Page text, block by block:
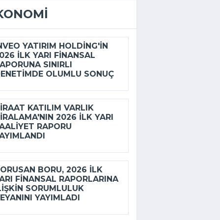
YATIRIM HOLDING'IN
ILK YARI FINANSAL
SINIRLI
OLUMLU SONUÇ
KATILIM VARLIK
2026 ILK YARI
RAPORU
BORU, 2026 ILK
FINANSAL RAPORLARINA
SORUMLULUK
YAYIMLADI